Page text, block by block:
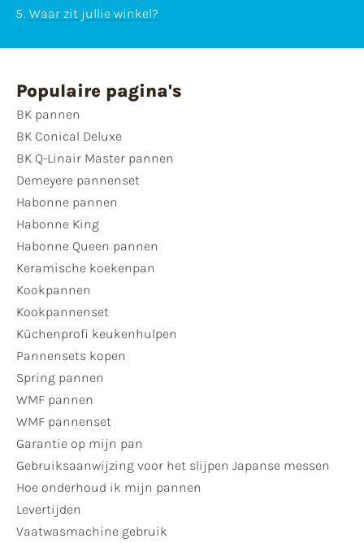
Waar zit jullie winkel?
Populaire pagina's
BK pannen
BK Conical Deluxe
BK Q-Linair Master pannen
Demeyere pannenset
Habonne pannen
Habonne King
Habonne Queen pannen
Keramische koekenpan
Kookpannen
Kookpannenset
Küchenprofi keukenhulpen
Pannensets kopen
Spring pannen
WMF pannen
WMF pannenset
Garantie op mijn pan
Gebruiksaanwijzing voor het slijpen Japanse messen
Hoe onderhoud ik mijn pannen
Levertijden
Vaatwasmachine gebruik